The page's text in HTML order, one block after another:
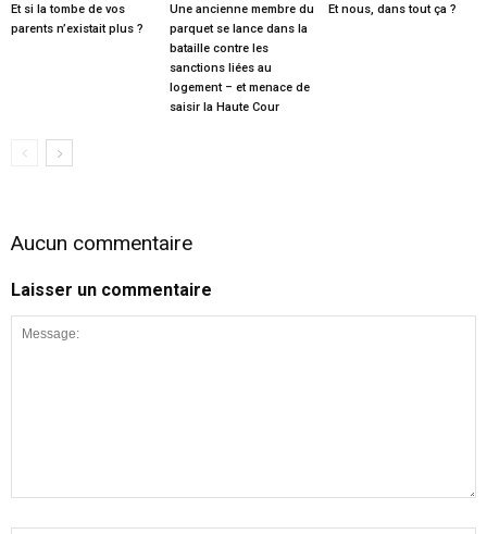
Et si la tombe de vos
parents n’existait plus ?
Une ancienne membre du
parquet se lance dans la
bataille contre les
sanctions liées au
logement – et menace de
saisir la Haute Cour
Et nous, dans tout ça ?
Aucun commentaire
Laisser un commentaire